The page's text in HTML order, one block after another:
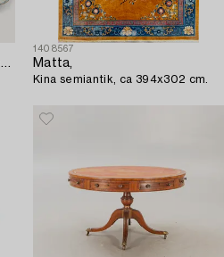
Bärtallrikar 24 st Kina Qinalong (1736-95) porslin.
1408567
Matta,
Kina semiantik, ca 394x302 cm.